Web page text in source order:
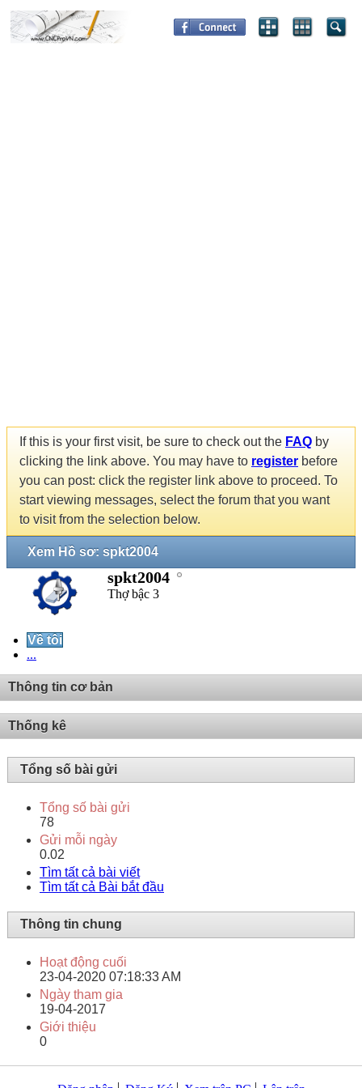
If this is your first visit, be sure to check out the FAQ by
clicking the link above. You may have to register before
you can post: click the register link above to proceed. To
start viewing messages, select the forum that you want
to visit from the selection below.
Xem Hồ sơ: spkt2004
spkt2004
Thợ bậc 3
Về tôi
...
Thông tin cơ bản
Thống kê
Tổng số bài gửi
Tổng số bài gửi
78
Gửi mỗi ngày
0.02
Tìm tất cả bài viết
Tìm tất cả Bài bắt đầu
Thông tin chung
Hoạt động cuối
23-04-2020 07:18:33 AM
Ngày tham gia
19-04-2017
Giới thiệu
0